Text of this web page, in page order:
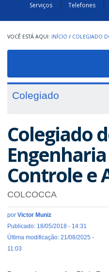
Serviços Telefones
INÍCIO / COLEGIADO
Colegiado
Colegiado
Controle e
COLCOCCA
por Victor Muniz
Publicado: 18/05/2018 - 14:31
Última modificação: 21/08/2025 -
11:03